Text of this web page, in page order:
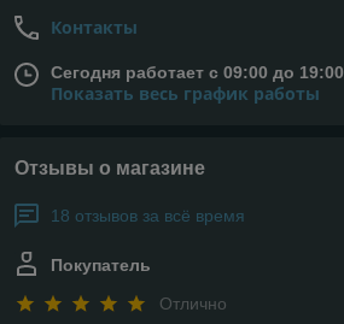
Контакты
Сегодня работает с 09:00 до 19:00
Показать весь график работы
Отзывы о магазине
18 отзывов за всё время
Покупатель
Отлично